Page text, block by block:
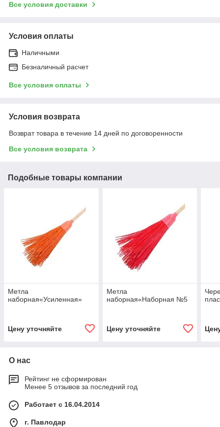
Все условия доставки
Условия оплаты
Наличными
Безналичный расчет
Все условия оплаты
Условия возврата
Возврат товара в течение 14 дней по договоренности
Все условия возврата
Подобные товары компании
Метла
наборная«Усиленная»
Цену уточняйте
Метла
наборная«Наборная №5
Цену уточняйте
О нас
Рейтинг не сформирован
Менее 5 отзывов за последний год
Работает с 16.04.2014
г. Павлодар